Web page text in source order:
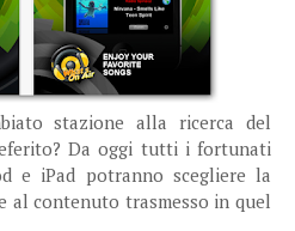
stazione alla ricerca del
Da oggi tutti i fortunati
e iPad potranno scegliere la
al contenuto trasmesso in quel